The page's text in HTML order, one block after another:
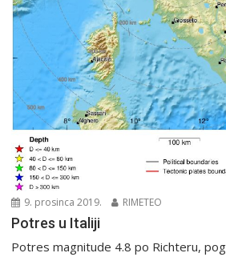
9. prosinca 2019. RIMETEO
Potres u Italiji
Potres magnitude 4.8 po Richteru,